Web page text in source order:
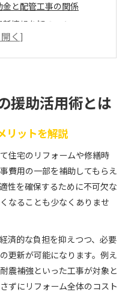
と配管工事の関係
情報を知るコツ
びの注意点
つけたいポイント
ない配管工事の基礎知識
ームの連携ポイント
ォーム全体の流れ
工事の賢い組み合わせ
見の塩尻市支援策
めの補助金活用法
成金の賢い併用例
の比較ポイント
象条件を確認しよう
援助活用術とは
リットを解説
住宅のリフォームや修繕時
費用の一部を補助してもらえ
性を確保するために不可欠な
なることも少なくありませ
済的な負担を抑えつつ、必要
更新が可能になります。例え
震補強といった工事が対象と
ずにリフォーム全体のコスト